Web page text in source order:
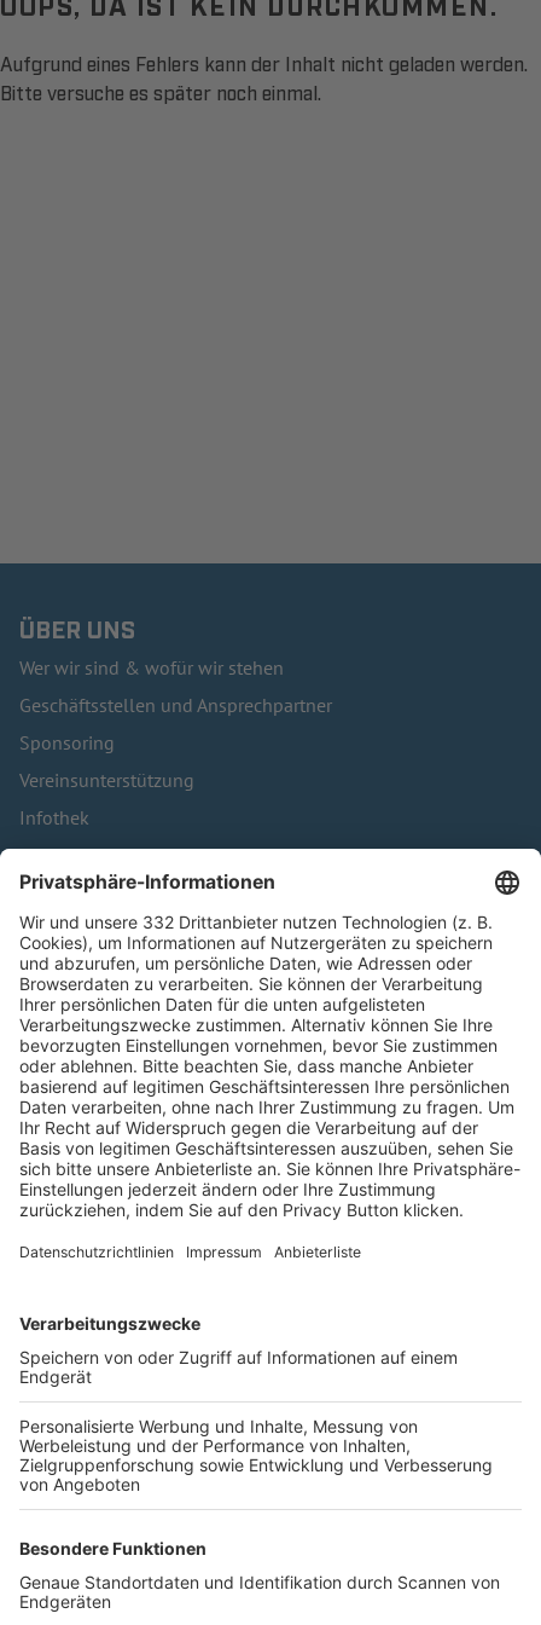
Aufgrund eines Fehlers kann der Inhalt nicht geladen werden.
Bitte versuche es später noch einmal.
ÜBER UNS
Wer wir sind & wofür wir stehen
Geschäftsstellen und Ansprechpartner
Sponsoring
Vereinsunterstützung
Infothek
Kontakt
HÄUFIG BESUCHTE SEITEN
Pässe und Vereinswechsel
Trainerausbildung
Schulungsangebot Vereinsmitarbeiter
BFV-Geschäftsstellen
Trainerbörse
Login SpielPlus
FOLGE DEM BFV
TOP-VEREINE
TOP-PARTNER